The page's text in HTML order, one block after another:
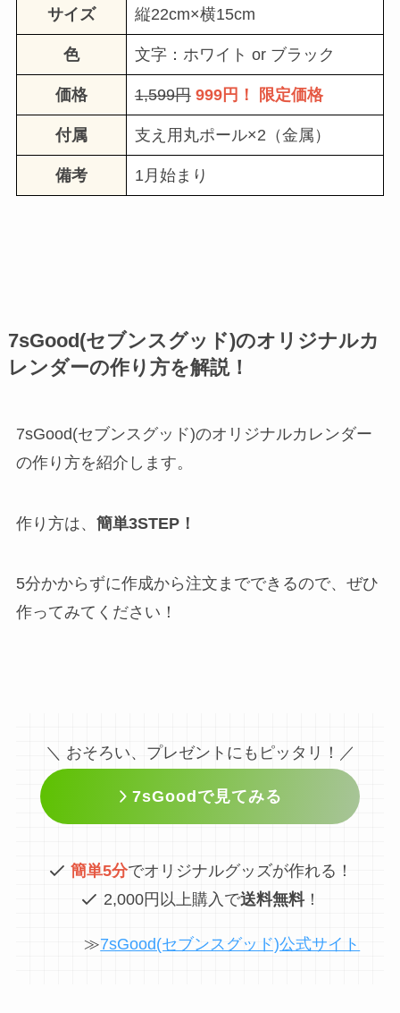
サイズ 縦22cm×横15cm
色 文字：ホワイト or ブラック
価格 1,599円 999円！ 限定価格
付属 支え用丸ポール×2（金属）
備考 1月始まり
7sGood(セブンスグッド)のオリジナルカ
レンダーの作り方を解説！
7sGood(セブンスグッド)のオリジナルカレンダー
の作り方を紹介します。
作り方は、 簡単3STEP！
5分かからずに作成から注文までできるので、ぜひ
作ってみてください！
＼ おそろい、プレゼントにもピッタリ！／
7sGoodで見てみる
簡単5分でオリジナルグッズが作れる！
2,000円以上購入で送料無料！
≫7sGood(セブンスグッド)公式サイト